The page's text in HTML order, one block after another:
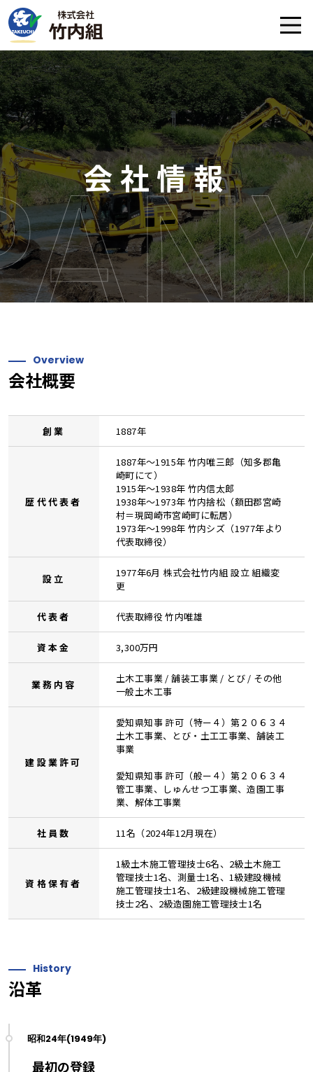
会社情報
Overview
会社概要
創業 1887年
歴代代表者
1887年～1915年 竹内唯三郎（知多郡亀
崎町にて）
1915年～1938年 竹内信太郎
1938年～1973年 竹内捨松（額田郡宮崎
村＝現岡崎市宮崎町に転居）
1973年～1998年 竹内シズ（1977年より
代表取締役）
設立
1977年6月 株式会社竹内組 設立 組織変
更
代表者 代表取締役 竹内唯雄
資本金 3,300万円
業務内容
土木工事業 / 舗装工事業 / とび / その他
一般土木工事
建設業許可
愛知県知事 許可（特ー４）第２０６３４
土木工事業、とび・土工工事業、舗装工
事業
愛知県知事 許可（般ー４）第２０６３４
管工事業、しゅんせつ工事業、造園工事
業、解体工事業
社員数 11名（2024年12月現在）
資格保有者
1級土木施工管理技士6名、2級土木施工
管理技士1名、測量士1名、1級建設機械
施工管理技士1名、2級建設機械施工管理
技士2名、2級造園施工管理技士1名
History
沿革
最初の登録